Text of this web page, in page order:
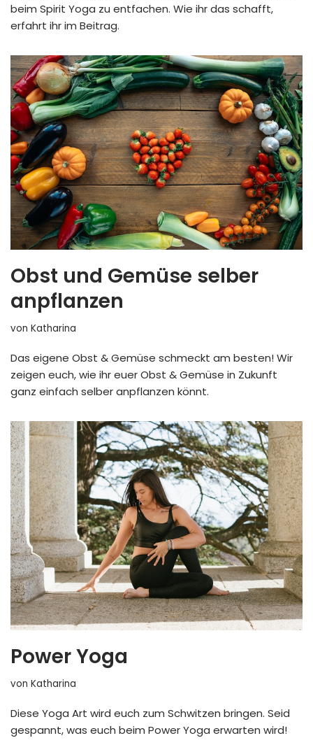
beim Spirit Yoga zu entfachen. Wie ihr das schafft,
erfahrt ihr im Beitrag.
Obst und Gemüse selber
anpflanzen
von Katharina
Das eigene Obst & Gemüse schmeckt am besten! Wir
zeigen euch, wie ihr euer Obst & Gemüse in Zukunft
ganz einfach selber anpflanzen könnt.
Power Yoga
von Katharina
Diese Yoga Art wird euch zum Schwitzen bringen. Seid
gespannt, was euch beim Power Yoga erwarten wird!